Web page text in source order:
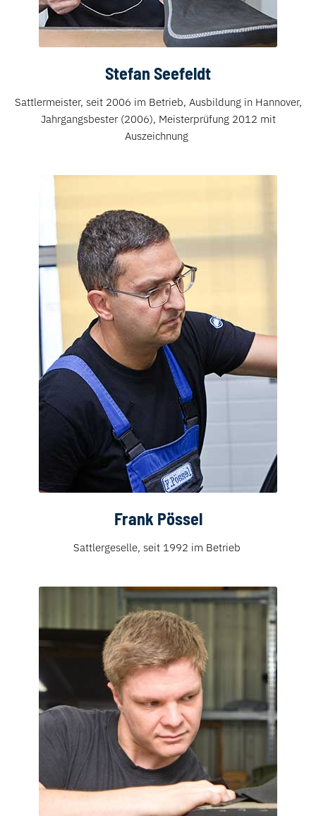
Stefan Seefeldt
Sattlermeister, seit 2006 im Betrieb, Ausbildung in Hannover,
Jahrgangsbester (2006), Meisterprüfung 2012 mit
Auszeichnung
Frank Pössel
Sattlergeselle, seit 1992 im Betrieb